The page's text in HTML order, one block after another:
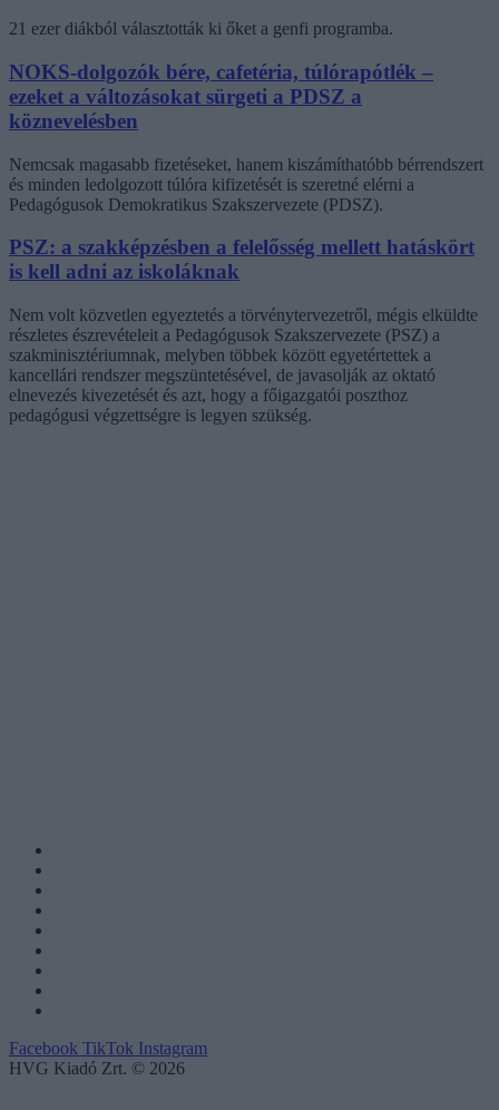
21 ezer diákból választották ki őket a genfi programba.
NOKS-dolgozók bére, cafetéria, túlórapótlék –
ezeket a változásokat sürgeti a PDSZ a
köznevelésben
Nemcsak magasabb fizetéseket, hanem kiszámíthatóbb bérrendszert
és minden ledolgozott túlóra kifizetését is szeretné elérni a
Pedagógusok Demokratikus Szakszervezete (PDSZ).
PSZ: a szakképzésben a felelősség mellett hatáskört
is kell adni az iskoláknak
Nem volt közvetlen egyeztetés a törvénytervezetről, mégis elküldte
részletes észrevételeit a Pedagógusok Szakszervezete (PSZ) a
szakminisztériumnak, melyben többek között egyetértettek a
kancellári rendszer megszüntetésével, de javasolják az oktató
elnevezés kivezetését és azt, hogy a főigazgatói poszthoz
pedagógusi végzettségre is legyen szükség.
Facebook TikTok Instagram
HVG Kiadó Zrt. © 2026